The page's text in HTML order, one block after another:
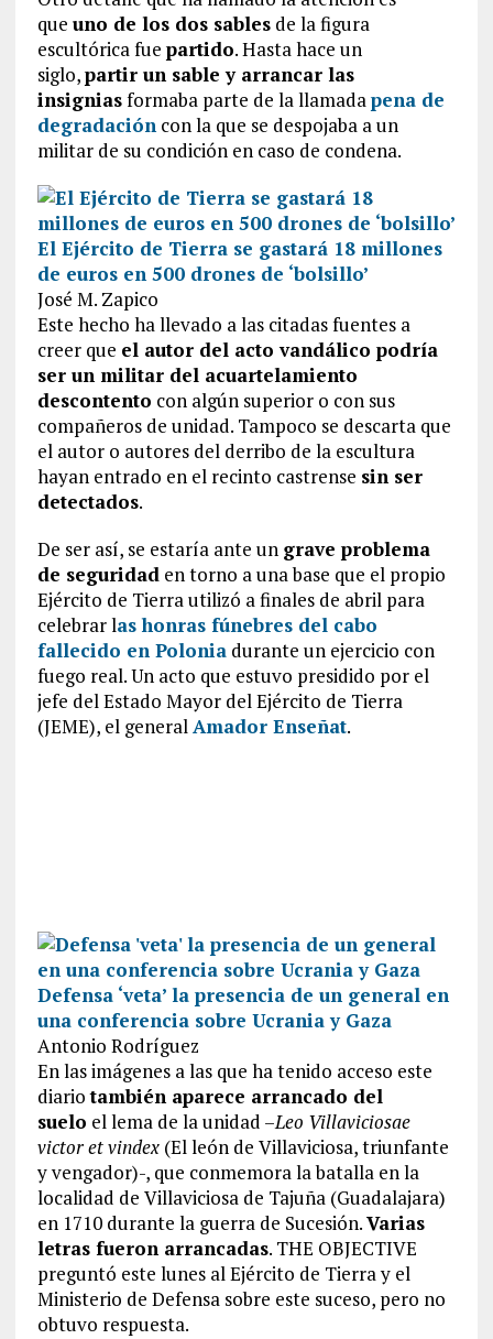
que uno de los dos sablesde la figura
escultórica fue partido. Hasta hace un
siglo,partir un sable y arrancar las
insigniasformaba parte de la llamadapena de
degradacióncon la que se despojaba a un
militar de su condición en caso de condena.
El Ejército de Tierra se gastará 18 millones
de euros en 500 drones de ‘bolsillo’
José M. Zapico
Este hecho ha llevado a las citadas fuentes a
creer que el autor del acto vandálico podría
ser un militar del acuartelamiento
descontento con algún superior o con sus
compañeros de unidad. Tampoco se descarta que
el autor o autores del derribo de la escultura
hayan entrado en el recinto castrense sin ser
detectados.
De ser así, se estaría ante un grave problema
de seguridaden torno a una base que el propio
Ejército de Tierra utilizó a finales de abril para
celebrar las honras fúnebres del cabo
fallecido en Poloniadurante un ejercicio con
fuego real. Un acto que estuvo presidido por el
jefe del Estado Mayor del Ejército de Tierra
(JEME), el generalAmador Enseñat.
Defensa ‘veta’ la presencia de un general en
una conferencia sobre Ucrania y Gaza
Antonio Rodríguez
En las imágenes a las que ha tenido acceso este
diariotambién aparece arrancado del
suelo el lema de la unidad –Leo Villaviciosae
victor et vindex(El león de Villaviciosa, triunfante
y vengador)-, que conmemora la batalla en la
localidad de Villaviciosa de Tajuña (Guadalajara)
en 1710 durante la guerra de Sucesión.Varias
letras fueron arrancadas. THE OBJECTIVE
preguntó este lunes al Ejército de Tierra y el
Ministerio de Defensa sobre este suceso, pero no
obtuvo respuesta.